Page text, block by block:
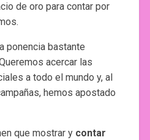
de oro para contar por
ponencia bastante
acercar las
a todo el mundo y, al
hemos apostado
que mostrar y contar